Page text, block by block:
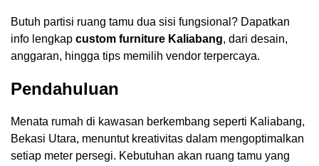
Butuh partisi ruang tamu dua sisi fungsional? Dapatkan
info lengkap custom furniture Kaliabang, dari desain,
anggaran, hingga tips memilih vendor terpercaya.
Pendahuluan
Menata rumah di kawasan berkembang seperti Kaliabang,
Bekasi Utara, menuntut kreativitas dalam mengoptimalkan
setiap meter persegi. Kebutuhan akan ruang tamu yang